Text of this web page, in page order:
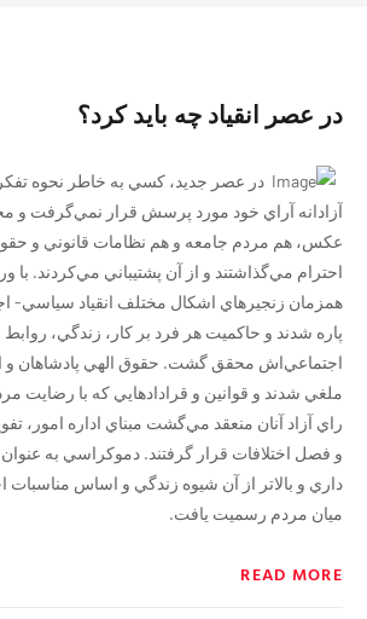
در عصر انقياد چه بايد كرد؟
در عصر جديد، کسي به خاطر نحوه تفکر
آزادانه آراي خود مورد پرسش قرار نمي‌گرفت و
عکس، هم مردم جامعه و هم نظامات قانوني و
احترام مي‌گذاشتند و از آن پشتيباني مي‌کردند. با
همزمان زنجيرهاي اشکال مختلف انقياد سياسي-
پاره شدند و حاکميت هر فرد بر کار، زندگي،
اجتماعي‌اش محقق گشت. حقوق الهي پادشاهان و
ملغي شدند و قوانين و قرادادهايي که با رضايت
راي آزاد آنان منعقد مي‌گشت مبناي اداره امور،
و فصل اختلافات قرار گرفتند. دموکراسي به
داري و بالاتر از آن شيوه زندگي و اساس
ميان مردم رسميت يافت.
READ MORE